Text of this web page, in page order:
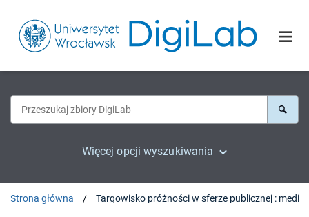
Więcej opcji wyszukiwania
Strona główna